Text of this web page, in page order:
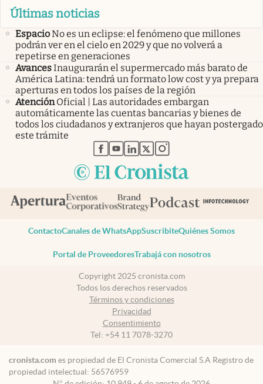
Últimas noticias
EspacioNo es un eclipse: el fenómeno que millones
podrán ver en el cielo en 2029 y que no volverá a
repetirse en generaciones
AvancesInaugurarán el supermercado más barato de
América Latina: tendrá un formato low cost y ya prepara
aperturas en todos los países de la región
Atención Oficial | Las autoridades embargan
automáticamente las cuentas bancarias y bienes de
todos los ciudadanos y extranjeros que hayan postergado
este trámite
abre en nueva pestaña
abre en nueva pestaña
abre en nueva pestaña
abre en nueva pestaña
abre en nueva pestaña
ContactoCanales de WhatsAppSuscribiteQuiénes Somos
Portal de ProveedoresTrabajá con nosotros
Copyright 2025 cronista.com
Todos los derechos reservados
Términos y condiciones
Privacidad
Consentimiento
Tel: +54 11 7078-3270
cronista.com es propiedad de El Cronista Comercial S.A Registro de
propiedad intelectual: 56576959